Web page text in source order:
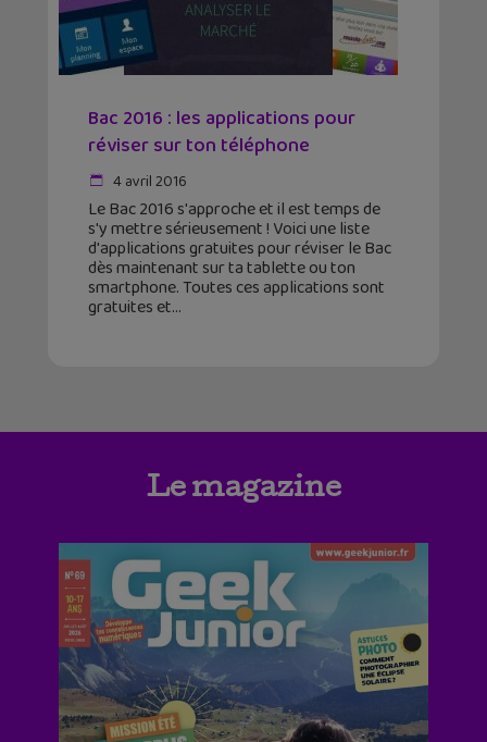
Bac 2016 : les applications pour
réviser sur ton téléphone
4 avril 2016
Le Bac 2016 s'approche et il est temps de
s'y mettre sérieusement ! Voici une liste
d'applications gratuites pour réviser le Bac
dès maintenant sur ta tablette ou ton
smartphone. Toutes ces applications sont
gratuites et
Le magazine